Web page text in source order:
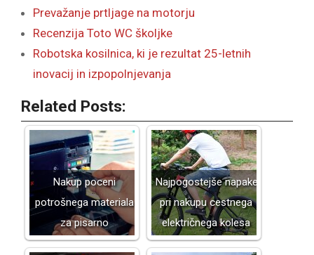
Prevažanje prtljage na motorju
Recenzija Toto WC školjke
Robotska kosilnica, ki je rezultat 25-letnih
inovacij in izpopolnjevanja
Related Posts:
Nakup poceni
potrošnega materiala
za pisarno
Najpogostejše napake
pri nakupu cestnega
električnega kolesa